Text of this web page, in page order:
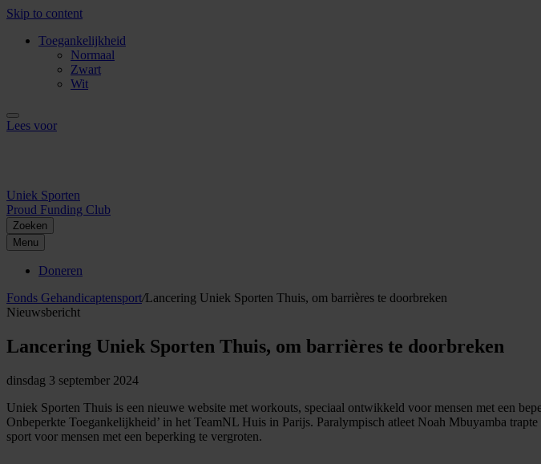
Skip to content
Toegankelijkheid
Normaal
Zwart
Wit
Lees voor
Uniek Sporten
Proud Funding Club
Zoeken
Menu
Doneren
Fonds Gehandicaptensport/Lancering Uniek Sporten Thuis, om barrières te doorbreken
Nieuwsbericht
Lancering Uniek Sporten Thuis, om barrières te doorbreken
dinsdag 3 september 2024
Uniek Sporten Thuis is een nieuwe website met workouts, speciaal ontwikkeld voor mensen met een
Onbeperkte Toegankelijkheid’ in het TeamNL Huis in Parijs. Paralympisch atleet Noah Mbuyamba
sport voor mensen met een beperking te vergroten.